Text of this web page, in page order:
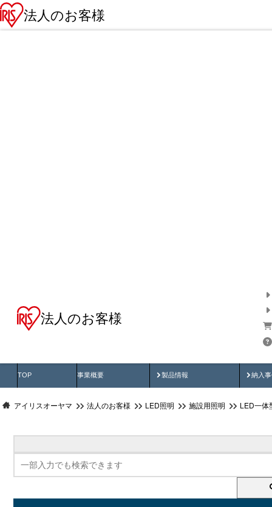
法人のお客様
法人のお客様
TOP 事業概要 製品情報
製品動画 納入
納
アイリスオーヤマ 法人のお客様 LED照明 施設用照明 LED一体